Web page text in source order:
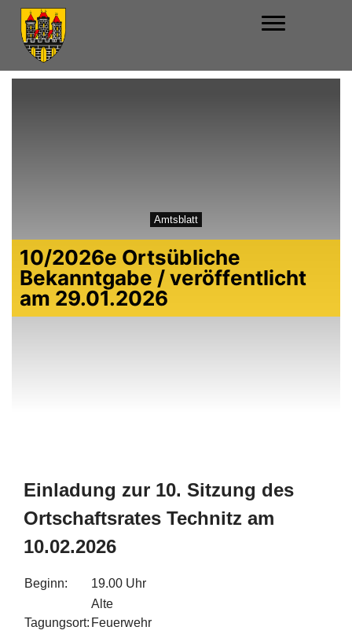
Amtsblatt
10/2026e Ortsübliche
Bekanntgabe / veröffentlicht
am 29.01.2026
Einladung zur 10. Sitzung des
Ortschaftsrates Technitz am
10.02.2026
Beginn: 19.00 Uhr
Tagungsort:
Alte
Feuerwehr